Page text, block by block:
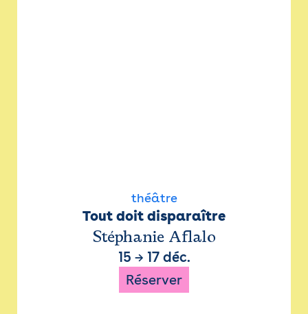
théâtre
Tout doit disparaître
Stéphanie Aflalo
15 → 17 déc.
Réserver